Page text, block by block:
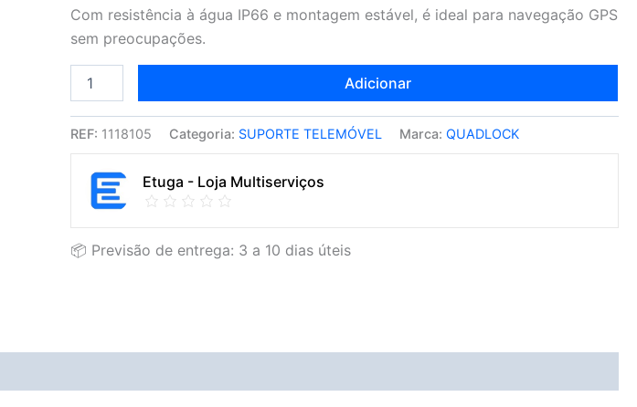
Com resistência à água IP66 e montagem estável, é ideal para navegação GPS
sem preocupações.
Adicionar
REF: 1118105 Categoria: SUPORTE TELEMÓVEL Marca:QUADLOCK
Etuga - Loja Multiserviços
📦 Previsão de entrega: 3 a 10 dias úteis